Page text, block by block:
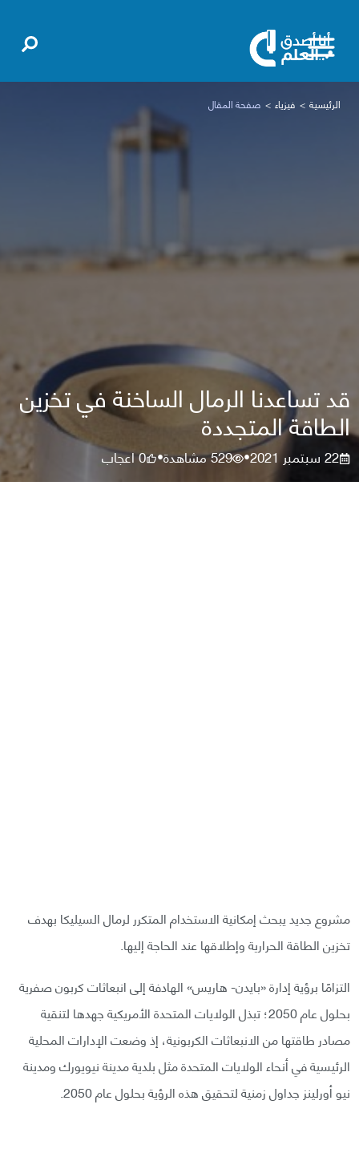
الرئيسية فيزياء صفحة المقال
قد تساعدنا الرمال الساخنة في تخزين
الطاقة المتجددة
22 سبتمبر 2021 •
529مشاهدة•
0اعجاب
مشروع جديد يبحث إمكانية الاستخدام المتكرر لرمال السيليكا بهدف
تخزين الطاقة الحرارية وإطلاقها عند الحاجة إليها.
التزامًا برؤية إدارة «بايدن- هاريس» الهادفة إلى انبعاثات كربون صفرية
بحلول عام 2050؛ تبذل الولايات المتحدة الأمريكية جهدها لتنقية
مصادر طاقتها من الانبعاثات الكربونية، إذ وضعت الإدارات المحلية
الرئيسية في أنحاء الولايات المتحدة مثل بلدية مدينة نيويورك ومدينة
نيو أورلينز جداول زمنية لتحقيق هذه الرؤية بحلول عام 2050.